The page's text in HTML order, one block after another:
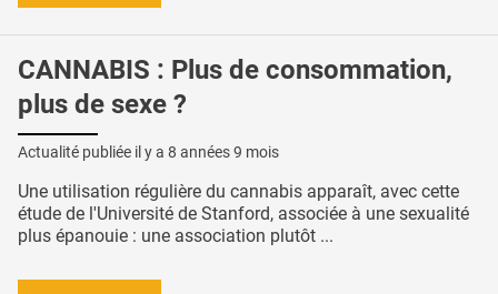
CANNABIS : Plus de consommation,
plus de sexe ?
Actualité publiée il y a 8 années 9 mois
Une utilisation régulière du cannabis apparaît, avec cette
étude de l'Université de Stanford, associée à une sexualité
plus épanouie : une association plutôt ...